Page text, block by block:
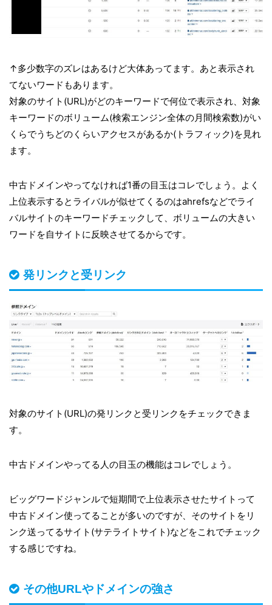
↑多少数字のズレはあるけど大体あってます。あと表示され
てないワードもあります。
対象のサイト(URL)がどのキーワードで何位で表示され、対象
キーワードのボリューム(検索エンジン全体の月間検索数)がい
くらでうちどのくらいアクセスがあるか(トラフィック)を見れ
ます。
中古ドメインやってなければ1番の目玉はコレでしょう。よく
上位表示するとライバルが似せてくるのはahrefsなどでライ
バルサイトのキーワードチェックして、ボリュームの大きい
ワードを自サイトに反映させてるからです。
発リンクと受リンク
対象のサイト(URL)の発リンクと受リンクをチェックできま
す。
中古ドメインやってる人の目玉の機能はコレでしょう。
ビッグワードジャンルで短期間で上位表示させたサイトって
中古ドメイン使ってることが多いのですが、そのサイトをリ
ンク送ってるサイト(サテライトサイト)などをこれでチェック
する感じですね。
その他URLやドメインの強さ